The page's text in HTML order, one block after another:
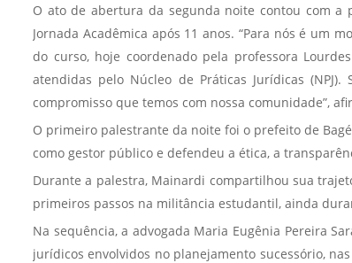
O ato de abertura da segunda noite contou com a
Jornada Acadêmica após 11 anos. “Para nós é um
do curso, hoje coordenado pela professora
atendidas pelo Núcleo de Práticas Jurídicas
compromisso que temos com nossa comunidade”,
O primeiro palestrante da noite foi o prefeito de
como gestor público e defendeu a ética, a
Durante a palestra, Mainardi compartilhou sua
primeiros passos na militância estudantil, ainda
Na sequência, a advogada Maria Eugênia Pereira
jurídicos envolvidos no planejamento sucessório,